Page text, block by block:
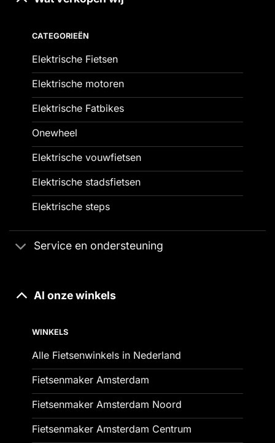
CATEGORIEËN
Elektrische Fietsen
Elektrische motoren
Elektrische Fatbikes
Onewheel
Elektrische vouwfietsen
Elektrische stadsfietsen
Elektrische steps
Service en ondersteuning
Al onze winkels
WINKELS
Alle Fietsenwinkels in Nederland
Fietsenmaker Amsterdam
Fietsenmaker Amsterdam Noord
Fietsenmaker Amsterdam Centrum